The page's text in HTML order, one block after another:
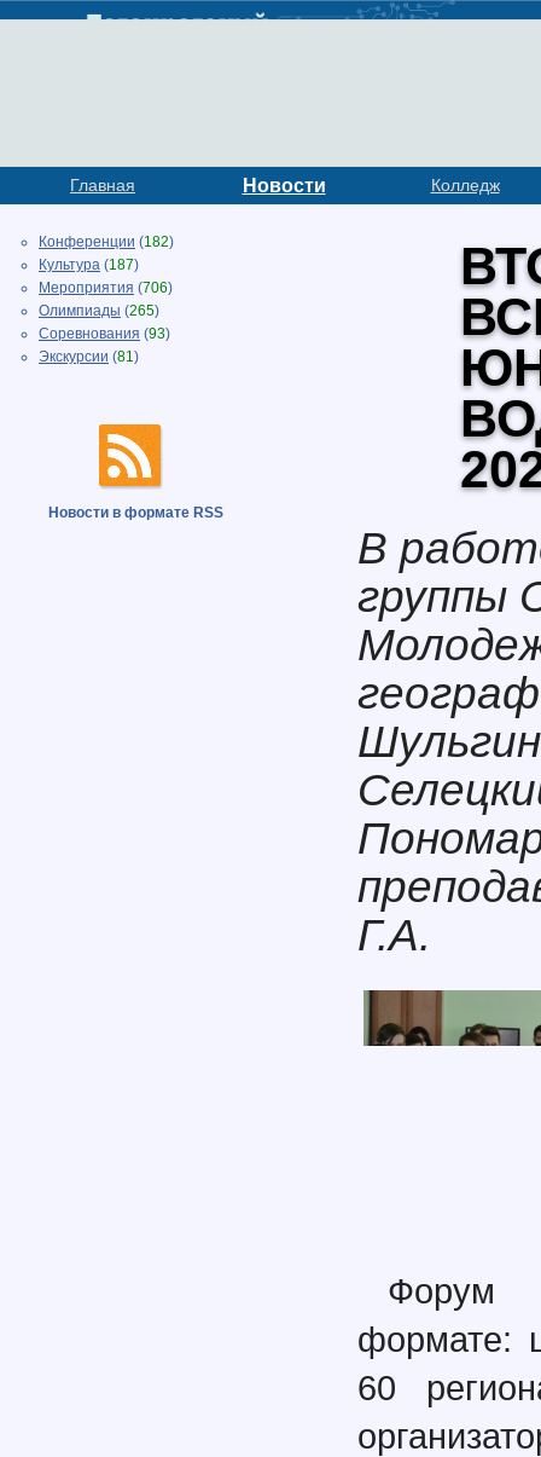
Главная Новости Колледж
Конференции (182)
Культура (187)
Мероприятия (706)
Олимпиады (265)
Соревнования (93)
Экскурсии (81)
Новости в формате RSS
В
группы
Г.А.
Форум
формате:
60